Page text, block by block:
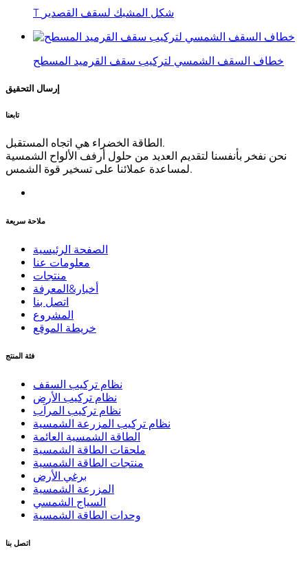
T شكل المشبك لسقف القصدير
خطاف السقف الشمسي لتركيب سقف القرميد المسطح
إرسال التحقيق
تابعنا
الطاقة الخضراء هي اتجاه المستقبل.
نحن نفخر بأنفسنا لتقديم العديد من حلول أرفف الألواح الشمسية
لمساعدة عملائنا على تسخير قوة الشمس.
ملاحة سريعة
الصفحة الرئيسية
معلومات عنا
منتجات
أخبار&المعرفة
اتصل بنا
المشروع
خريطة الموقع
فئة المنتج
نظام تركيب السقف
نظام تركيب الأرض
نظام تركيب المرآب
نظام تركيب المزرعة الشمسية
الطاقة الشمسية العائمة
ملحقات الطاقة الشمسية
منتجات الطاقة الشمسية
برغي الأرض
المزرعة الشمسية
السياج الشمسي
وحدات الطاقة الشمسية
اتصل بنا